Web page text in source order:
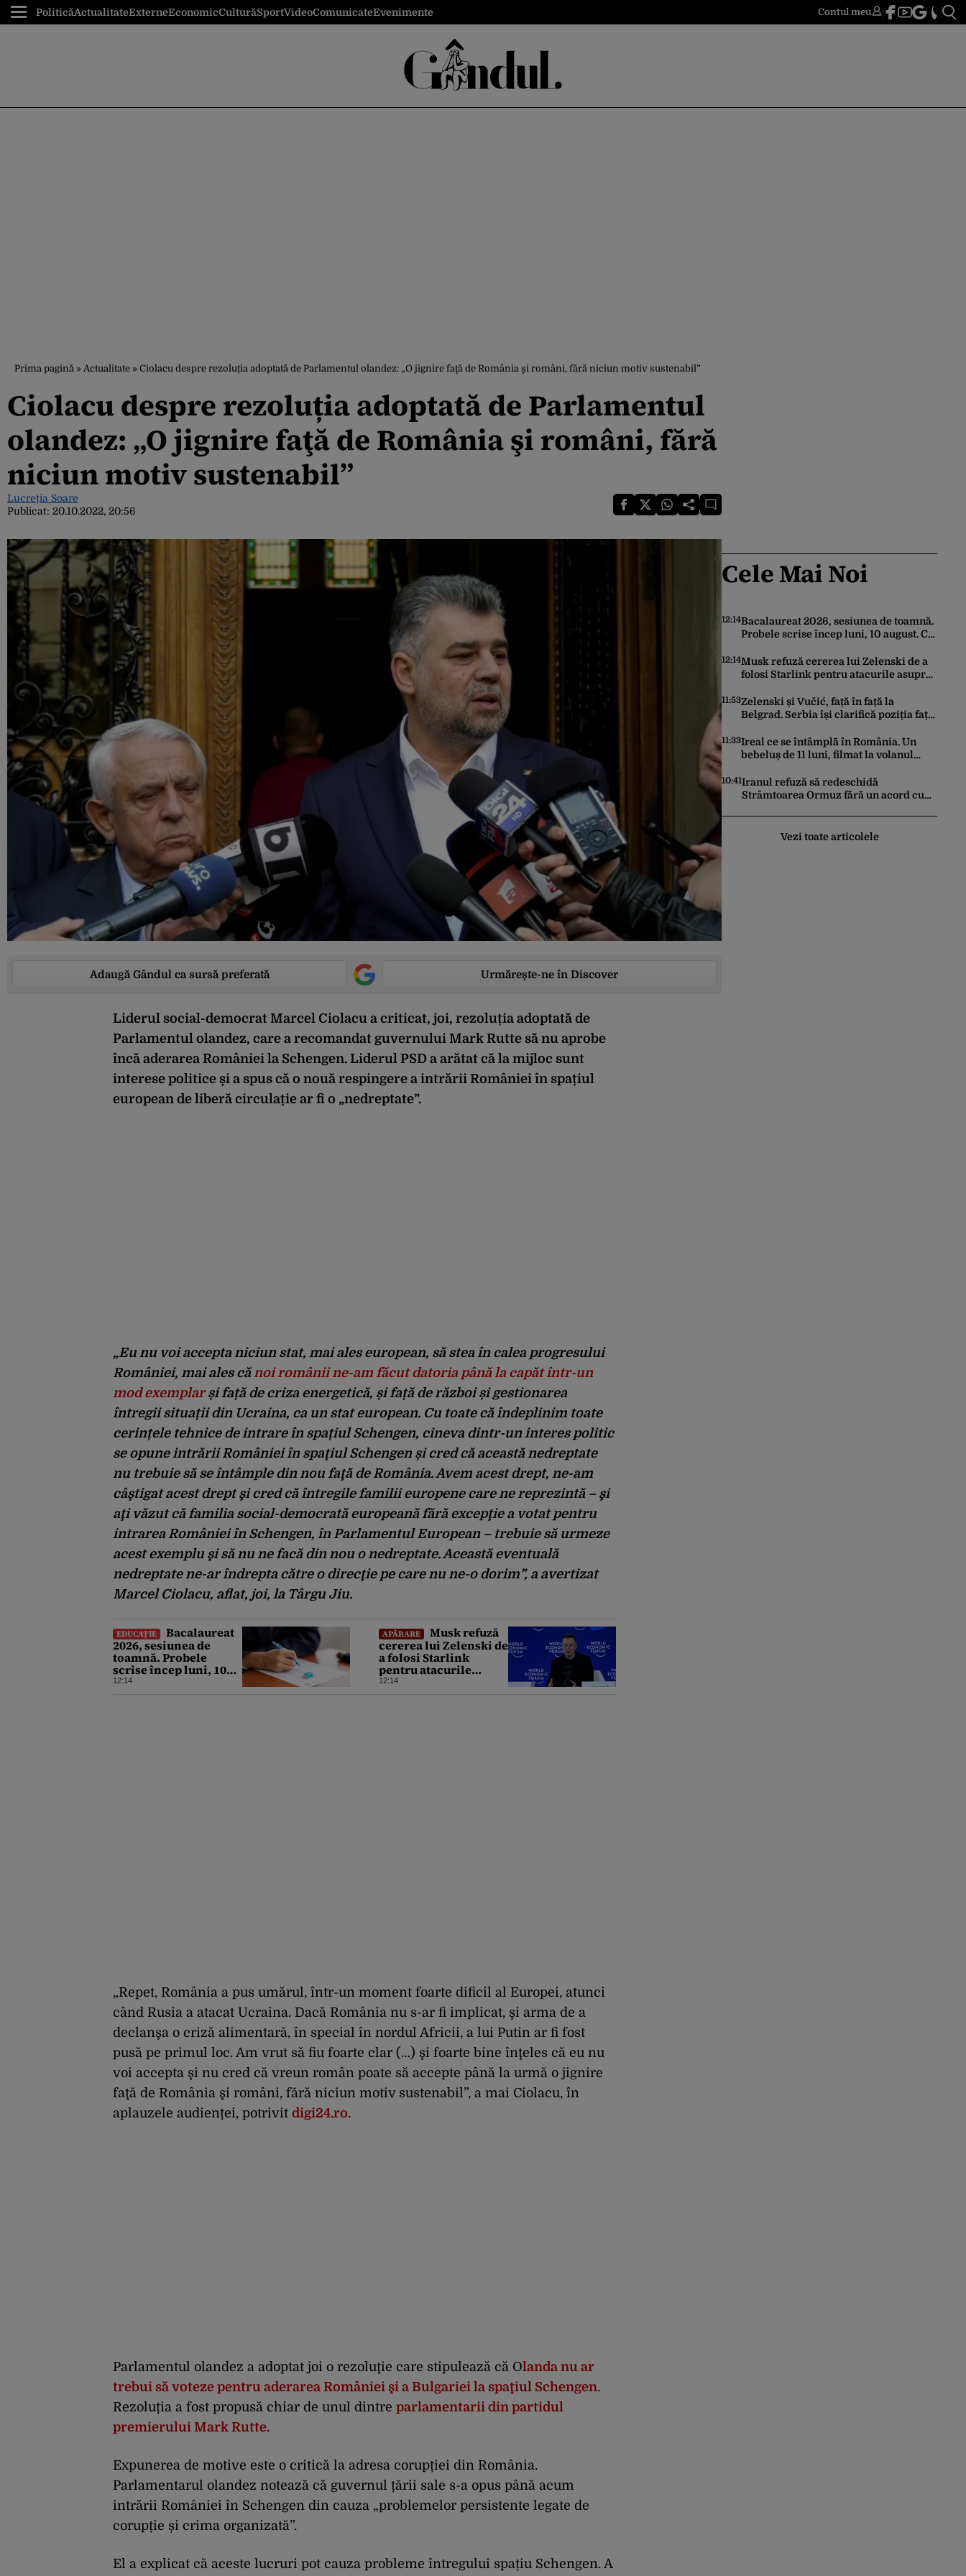
PoliticăActualitateExterneEconomicCulturăSportVideoComunicateEvenimente Contul meu
Prima pagină » Actualitate » Ciolacu despre rezoluția adoptată de Parlamentul olandez: „O jignire faţă de România şi români, fără niciun motiv sustenabil”
Ciolacu despre rezoluția adoptată de Parlamentul
olandez: „O jignire faţă de România şi români, fără
niciun motiv sustenabil”
Lucreția Soare
Publicat: 20.10.2022, 20:56
Adaugă Gândul ca sursă preferată Urmărește-ne în Discover
Liderul social-democrat Marcel Ciolacu a criticat, joi, rezoluția adoptată de
Parlamentul olandez, care a recomandat guvernului Mark Rutte să nu aprobe
încă aderarea României la Schengen. Liderul PSD a arătat că la mijloc sunt
interese politice și a spus că o nouă respingere a intrării României în spațiul
european de liberă circulație ar fi o „nedreptate”.
„Eu nu voi accepta niciun stat, mai ales european, să stea în calea progresului
României, mai ales cănoi românii ne-am făcut datoria până la capăt într-un
mod exemplarși față de criza energetică, și față de război și gestionarea
întregii situații din Ucraina, ca un stat european. Cu toate că îndeplinim toate
cerințele tehnice de intrare în spațiul Schengen, cineva dintr-un interes politic
se opune intrării României în spaţiul Schengen și cred că această nedreptate
nu trebuie să se întâmple din nou faţă de România. Avem acest drept, ne-am
câştigat acest drept şi cred că întregile familii europene care ne reprezintă – şi
aţi văzut că familia social-democrată europeană fără excepţie a votat pentru
intrarea României în Schengen, în Parlamentul European – trebuie să urmeze
acest exemplu şi să nu ne facă din nou o nedreptate. Această eventuală
nedreptate ne-ar îndrepta către o direcţie pe care nu ne-o dorim”, a avertizat
Marcel Ciolacu, aflat, joi, la Târgu Jiu.
EDUCAȚIE
Bacalaureat
2026, sesiunea de
toamnă. Probele
scrise încep luni, 10
august. Ce trebuie să
12:14
APĂRARE
Musk refuză
cererea lui Zelenski de
a folosi Starlink
pentru atacurile
asupra Rusiei
12:14
„Repet, România a pus umărul, într-un moment foarte dificil al Europei, atunci
când Rusia a atacat Ucraina. Dacă România nu s-ar fi implicat, şi arma de a
declanşa o criză alimentară, în special în nordul Africii, a lui Putin ar fi fost
pusă pe primul loc. Am vrut să fiu foarte clar (…) şi foarte bine înţeles că eu nu
voi accepta şi nu cred că vreun român poate să accepte până la urmă o jignire
faţă de România şi români, fără niciun motiv sustenabil”, a mai Ciolacu, în
aplauzele audienței, potrivit digi24.ro.
Parlamentul olandez a adoptat joi o rezoluţie care stipulează că Olanda nu ar
trebui să voteze pentru aderarea României şi a Bulgariei la spaţiul Schengen.
Rezoluția a fost propusă chiar de unul dintre parlamentarii din partidul
premierului Mark Rutte.
Expunerea de motive este o critică la adresa corupției din România.
Parlamentarul olandez notează că guvernul țării sale s-a opus până acum
intrării României în Schengen din cauza „problemelor persistente legate de
corupție și crima organizată”.
El a explicat că aceste lucruri pot cauza probleme întregului spațiu Schengen. A
Cele Mai Noi
12:14Bacalaureat 2026, sesiunea de toamnă.
Probele scrise încep luni, 10 august. Ce
12:14Musk refuză cererea lui Zelenski de a
folosi Starlink pentru atacurile asupra
11:53Zelenski și Vučić, față în față la
Belgrad. Serbia își clarifică poziția față
11:33Ireal ce se întâmplă în România. Un
bebeluș de 11 luni, filmat la volanul
10:41Iranul refuză să redeschidă
Strâmtoarea Ormuz fără un acord cu
Vezi toate articolele